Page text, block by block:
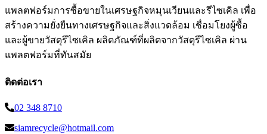
แพลตฟอร์มการซื้อขายในเศรษฐกิจหมุนเวียนและรีไซเคิล เพื่อ
สร้างความยั่งยืนทางเศรษฐกิจและสิ่งแวดล้อม เชื่อมโยงผู้ซื้อ
และผู้ขายวัสดุรีไซเคิล ผลิตภัณฑ์ที่ผลิตจากวัสดุรีไซเคิล ผ่าน
แพลตฟอร์มที่ทันสมัย
ติดต่อเรา
02 348 8710
siamrecycle@hotmail.com